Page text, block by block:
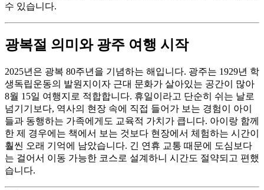
수 있습니다.
광복절 의미와 광주 여행 시작
2025년은 광복 80주년을 기념하는 해입니다. 광주는 1929년 학
생독립운동의 발원지이자 근대 문화가 살아있는 공간이 많아
8월 15일 여행지로 적합합니다. 휴일이라고 단순히 쉬는 날로
넘기기보다, 역사의 현장 속에 직접 들어가 보는 경험이 아이
들과 동행하는 가족에게도 교육적 가치가 큽니다. 아이랑 함께
한 제 경우에는 책에서 보는 것보다 현장에서 체험하는 시간이
훨씬 오래 기억에 남았습니다. 긴 연휴 교통 때문에 도심보다
는 걸어서 이동 가능한 코스로 설계하니 시간도 절약되고 편했
습니다.